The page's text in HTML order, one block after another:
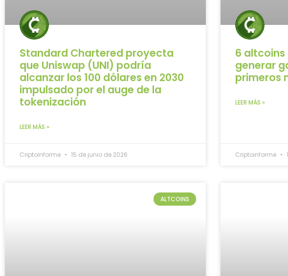
Standard Chartered proyecta
que Uniswap (UNI) podría
alcanzar los 100 dólares en 2030
impulsado por el auge de la
tokenización
LEER MÁS »
Criptoinforme 15 de junio de 2026
6
generar
primeros
LEER MÁS »
Criptoinforme
ALTCOINS